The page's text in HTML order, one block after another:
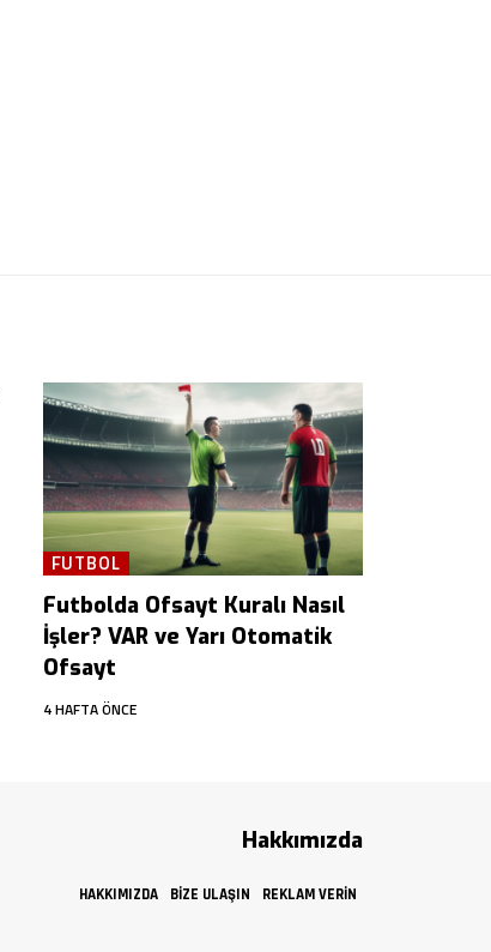
FUTBOL
Futbolda Ofsayt Kuralı Nasıl
İşler? VAR ve Yarı Otomatik
Ofsayt
4 HAFTA ÖNCE
Hakkımızda
HAKKIMIZDA BIZE ULAŞIN REKLAM VERIN